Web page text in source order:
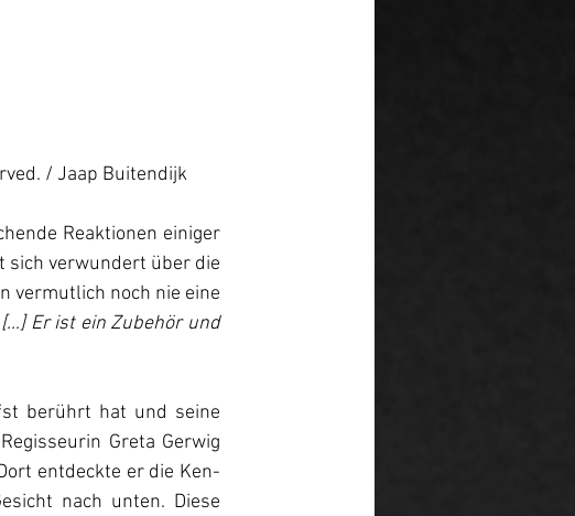
/ Jaap Buitendijk
Reaktionen einiger
sich verwundert über die
vermutlich noch nie eine
Er ist ein Zubehör und
berührt hat und seine
Greta Gerwig
entdeckte er die Ken-
nach unten. Diese